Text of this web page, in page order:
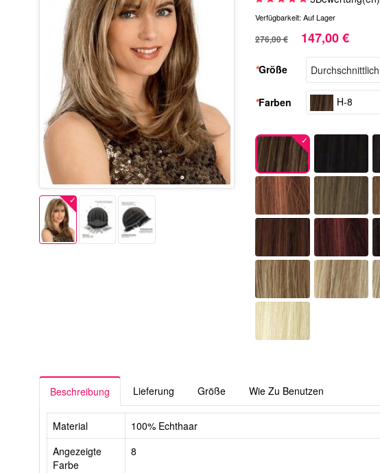
Verfügbarkeit: Auf Lager
276,00 € 147,00 €
*Größe
*Farben H-8
Beschreibung Lieferung Größe Wie Zu Benutzen
Material
100% Echthaar
Angezeigte
Farbe
8